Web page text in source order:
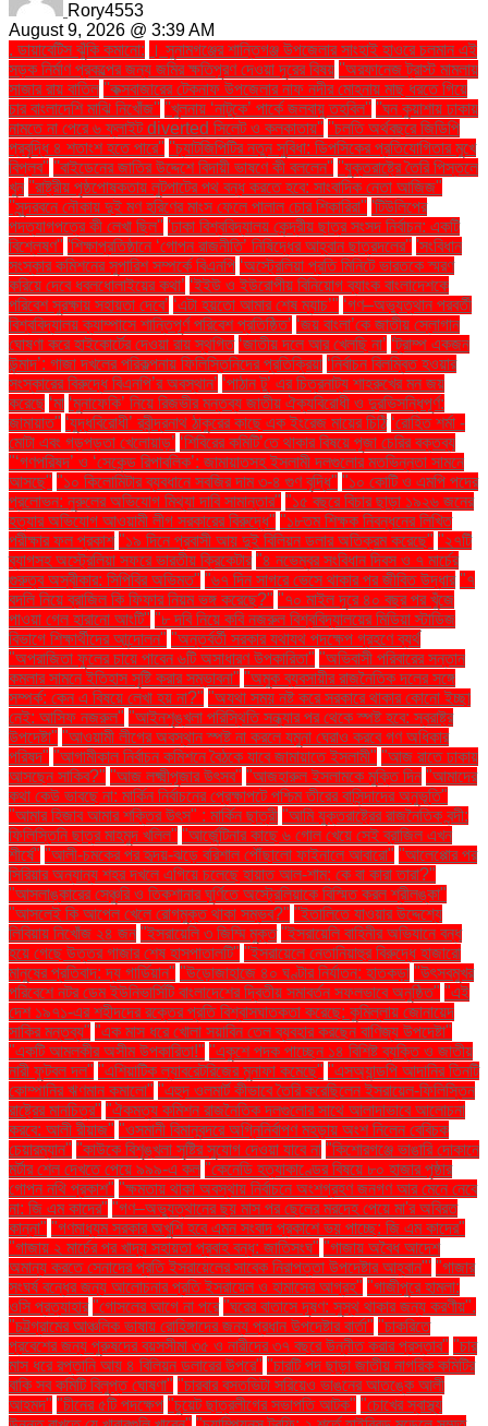
Rory4553
August 9, 2026 @ 3:39 AM
. ডায়াবেটিস ঝুঁকি কমানো:
। সুনামগঞ্জের শান্তিগঞ্জ উপজেলার সাংহাই হাওরে চলমান এই
সড়ক নির্মাণ প্রকল্পের জন্য জমির ক্ষতিপূরণ দেওয়া দূরের বিষয় ''অরফানেজ ট্রাস্ট মামলায়
সাজার রায় বাতিল ''কক্সবাজারের টেকনাফ উপজেলার নাফ নদীর মোহনায় মাছ ধরতে গিয়ে
চার বাংলাদেশি মাঝি নিখোঁজ'' ''খুলনায় ‘নাটুকে’ পার্কে জলবায়ু তহবিল'' ''ঘন কুয়াশায় ঢাকায়
নামতে না পেরে ৬ ফ্লাইট diverted সিলেট ও কলকাতায়'' ''চলতি অর্থবছরে জিডিপি
প্রবৃদ্ধি ৪ শতাংশ হতে পারে'' ''চ্যাটজিপিটির নতুন সুবিধা: ডিপসিকের প্রতিযোগিতার মুখে
বিপ্লব'' ''বাইডেনের জাতির উদ্দেশে বিদায়ী ভাষণে কী বললেন'' ''যুক্তরাষ্ট্রে তৈরি পিস্তলে
খুন ''রাষ্ট্রীয় পৃষ্ঠপোষকতায় লুটপাটের পথ বন্ধ করতে হবে: সাংবাদিক নেতা আজিজ"
''সুন্দরবনে নৌকায় দুই মণ হরিণের মাংস ফেলে পালাল চোর শিকারিরা'' 'টিউলিপের
পদত্যাগপত্রে কী লেখা ছিল'' 'ঢাকা বিশ্ববিদ্যালয় কেন্দ্রীয় ছাত্র সংসদ নির্বাচন: একটি
বিশ্লেষণ'' 'শিক্ষাপ্রতিষ্ঠানে ‘গোপন রাজনীতি’ নিষিদ্ধের আহ্বান ছাত্রদলের'' 'সংবিধান
সংস্কার কমিশনের সুপারিশ সম্পর্কে বিএনপি ‘অস্ট্রেলিয়া প্রতি মিনিটে ভারতকে স্মরণ
করিয়ে দেবে ধবলধোলাইয়ের কথা’ ‘ইইউ ও ইউরোপীয় বিনিয়োগ ব্যাংক বাংলাদেশকে
পরিবেশ সুরক্ষায় সহায়তা দেবে’ ‘এটা হয়তো আমার শেষ ম্যাচ’" ‘গণ–অভ্যুত্থান পরবর্তী
বিশ্ববিদ্যালয় ক্যাম্পাসে শান্তিপূর্ণ পরিবেশ প্রতিষ্ঠিত’ ‘জয় বাংলা’কে জাতীয় স্লোগান
ঘোষণা করে হাইকোর্টের দেওয়া রায় স্থগিত ‘জাতীয় দলে আর খেলছি না’ ‘ট্রাম্প একজন
উন্মাদ’: গাজা দখলের পরিকল্পনায় ফিলিস্তিনিদের প্রতিক্রিয়া ‘নির্বাচন বিলম্বিত হওয়ার
সংস্কারের বিরুদ্ধে বিএনপি’র অবস্থান’ ‘পাঠান টু’ এর চিত্রনাট্য শাহরুখের মন জয়
করেছে ‘মা ‘মুনাফেকি’ নিয়ে রিজভীর মন্তব্য জাতীয় ঐক্যবিরোধী ও দুরভিসন্ধিপূর্ণ:
জামায়াত" ‘যুদ্ধবিরোধী’ রবীন্দ্রনাথ ঠাকুরের কাছে এক ইংরেজ মায়ের চিঠি ‘রোহিত শর্মা -
মোটা এবং গড়পড়তা খেলোয়াড়’ ‘শিবিরের কমিটি’তে থাকার বিষয়ে পূজা চেরির বক্তব্য
"‘গণপরিষদ’ ও ‘সেকেন্ড রিপাবলিক’: জামায়াতসহ ইসলামী দলগুলোর মতভিন্নতা সামনে
আসছে" "১০ কিলোমিটার ব্যবধানে সবজির দাম ৩-৪ গুণ বৃদ্ধি" "১০ কোটি ও এমপি পদের
প্রলোভন: নুরুলের অভিযোগ মিথ্যা দাবি সামান্তার" "১৫ বছরে বিচার ছাড়া ১৯২৬ জনের
হত্যার অভিযোগ আওয়ামী লীগ সরকারের বিরুদ্ধে" "১৮তম শিক্ষক নিবন্ধনের লিখিত
পরীক্ষার ফল প্রকাশ "১৯ দিনে প্রবাসী আয় দুই বিলিয়ন ডলার অতিক্রম করেছে" "২৭টি
ব্যাগসহ অস্ট্রেলিয়া সফরে ভারতীয় ক্রিকেটার "৪ নভেম্বর সংবিধান দিবস ও ৭ মার্চের
গুরুত্ব অস্বীকার: সিপিবির অভিমত" "৬৭ দিন সাগরে ভেসে থাকার পর জীবিত উদ্ধার "৭
বদলি নিয়ে ব্রাজিল কি ফিফার নিয়ম ভঙ্গ করেছে?" "৭০ মাইল দূরে ৪০ বছর পর খুঁজে
পাওয়া গেল হারানো আংটি" "৮ দবি নিয়ে কবি নজরুল বিশ্ববিদ্যালয়ের মিডিয়া স্টাডিজ
বিভাগে শিক্ষার্থীদের আন্দোলন" "অন্তর্বর্তী সরকার যথাযথ পদক্ষেপ গ্রহণে ব্যর্থ
"অপরাজিতা ফুলের চায়ে পাবেন ৬টি অসাধারণ উপকারিতা" "অভিবাসী পরিবারের সন্তান
কমলার সামনে ইতিহাস সৃষ্টি করার সম্ভাবনা" "অমুক ব্যবসায়ীর রাজনৈতিক দলের সঙ্গে
সম্পর্ক: কেন এ বিষয়ে লেখা হয় না?" "অযথা সময় নষ্ট করে সরকারে থাকার কোনো ইচ্ছা
নেই: আসিফ নজরুল" "আইনশৃঙ্খলা পরিস্থিতি সন্ধ্যার পর থেকে স্পষ্ট হবে: স্বরাষ্ট্র
উপদেষ্টা" "আওয়ামী লীগের অবস্থান স্পষ্ট না করলে যমুনা ঘেরাও করবে গণ অধিকার
পরিষদ" "আগামীকাল নির্বাচন কমিশনে বৈঠকে যাবে জামায়াতে ইসলামী" "আজ রাতে ঢাকায়
আসছেন সাকিব?" "আজ লক্ষ্মীপূজার উৎসব" "আজহারুল ইসলামকে মুক্তি দিন "আমাদের
কথা কেউ ভাবছে না: মার্কিন নির্বাচনের প্রেক্ষাপটে পশ্চিম তীরের বাসিন্দাদের অনুভূতি"
"আমার হিজাব আমার শক্তির উৎস" : মার্কিন ছাত্রী "আমি যুক্তরাষ্ট্রের রাজনৈতিক বন্দী:
ফিলিস্তিনি ছাত্র মাহমুদ খলিল" "আর্জেন্টিনার কাছে ৬ গোল খেয়ে সেই ব্রাজিল এখন
শীর্ষে" "আলী-চমকের পর হৃদয়-ঝড়ে বরিশাল পৌঁছালো ফাইনালে আবারো" "আলেপ্পোর পর
সিরিয়ার অন্যান্য শহর দখলে এগিয়ে চলেছে হায়াত আল-শাম: কে বা কারা তারা?"
"আসলাঙ্কারের সেঞ্চুরি ও তিকশানার ঘূর্ণিতে অস্ট্রেলিয়াকে বিস্মিত করল শ্রীলঙ্কা"
"আসলেই কি আপেল খেলে রোগমুক্ত থাকা সম্ভব?" "ইতালিতে যাওয়ার উদ্দেশ্যে
লিবিয়ায় নিখোঁজ ২৪ জন "ইসরায়েলি ৩ জিম্মি মুক্ত "ইসরায়েলি বাহিনীর অভিযানে বন্ধ
হয়ে গেছে উত্তর গাজার শেষ হাসপাতালটি" "ইসরায়েলে নেতানিয়াহুর বিরুদ্ধে হাজারো
মানুষের প্রতিবাদ: দ্য গার্ডিয়ান" "উড়োজাহাজে ৪০ ঘণ্টার নির্যাতন: হাতকড়া "উৎসবমুখর
পরিবেশে নটর ডেম ইউনিভার্সিটি বাংলাদেশের দ্বিতীয় সমাবর্তন সফলভাবে অনুষ্ঠিত" "এই
দেশ ১৯৭১-এর শহীদদের রক্তের প্রতি বিশ্বাসঘাতকতা করেছে: কুমিল্লায় জোনায়েদ
সাকির মন্তব্য" "এক মাস ধরে খোলা সয়াবিন তেল ব্যবহার করছেন বাণিজ্য উপদেষ্টা"
"একটি আমলকীর অসীম উপকারিতা!" "একুশে পদক পাচ্ছেন ১৪ বিশিষ্ট ব্যক্তি ও জাতীয়
নারী ফুটবল দল" "এশিয়াটিক ল্যাবরেটরিজের মুনাফা কমেছে" "এসঅ্যান্ডপি আদানির তিনটি
কোম্পানির ঋণমান কমালো" "এহুদ ওলমার্ট কীভাবে তৈরি করেছিলেন ইসরায়েল-ফিলিস্তিন
রাষ্ট্রের মানচিত্র" "ঐকমত্য কমিশন রাজনৈতিক দলগুলোর সাথে আলাদাভাবে আলোচনা
করবে: আলী রীয়াজ" "ওসমানী বিমানবন্দরে অগ্নিনির্বাপণ মহড়ায় অংশ নিলেন বেবিচক
চেয়ারম্যান" "কাউকে বিশৃঙ্খলা সৃষ্টির সুযোগ দেওয়া যাবে না "কিশোরগঞ্জে ভাঙারি দোকানে
মর্টার শেল দেখতে পেয়ে ৯৯৯-এ কল "কেনেডি হত্যাকাণ্ডের বিষয়ে ৮০ হাজার পৃষ্ঠার
গোপন নথি প্রকাশ" "ক্ষমতায় থাকা অবস্থায় নির্বাচনে অংশগ্রহণ জনগণ আর মেনে নেবে
না: জি এম কাদের" "গণ–অভ্যুত্থানের ছয় মাস পর ছেলের মরদেহ পেয়ে মা'র অবিরত
কান্না" "গণমাধ্যম সরকার অখুশি হবে এমন সংবাদ প্রকাশে ভয় পাচ্ছে: জি এম কাদের"
"গাজায় ২ মার্চের পর খাদ্য সহায়তা প্রবাহ বন্ধ: জাতিসংঘ" "গাজায় অবৈধ আদেশ
অমান্য করতে সেনাদের প্রতি ইসরায়েলের সাবেক নিরাপত্তা উপদেষ্টার আহ্বান"' "গাজার
সংঘর্ষ বন্ধের জন্য আলোচনার প্রতি ইসরায়েল ও হামাসের আগ্রহ" "গাজীপুরে হামলা:
ওসি প্রত্যাহার "গোসলের আগে না পরে "ঘরের বাতাসে দূষণ: সুস্থ থাকার জন্য করণীয়".
"চট্টগ্রামের আঞ্চলিক ভাষায় রোহিঙ্গাদের জন্য প্রধান উপদেষ্টার বার্তা" "চাকরিতে
প্রবেশের জন্য পুরুষদের বয়সসীমা ৩৫ ও নারীদের ৩৭ বছরে উন্নীত করার প্রস্তাব" "চার
মাস ধরে রপ্তানি আয় ৪ বিলিয়ন ডলারের উপরে" "চারটি পদ ছাড়া জাতীয় নাগরিক কমিটির
বাকি সব কমিটি বিলুপ্ত ঘোষণা" "চারবার বসতভিটা সরিয়েও ভাঙনের আতঙ্কে আলী
আহমদ" "চীনের ৫টি পদক্ষেপ "চুয়েট ছাত্রলীগের সভাপতি আটক" "চোখের স্বাস্থ্য